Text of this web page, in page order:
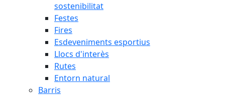
sostenibilitat
Festes
Fires
Esdeveniments esportius
Llocs d'interès
Rutes
Entorn natural
Barris